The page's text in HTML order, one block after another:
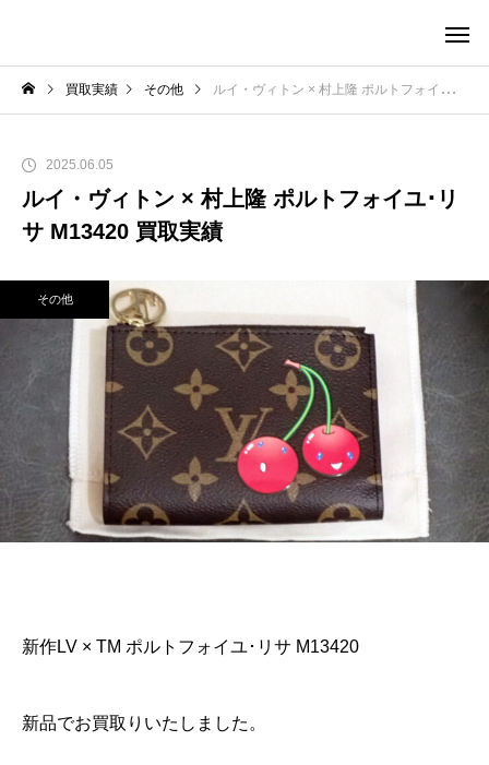
買取実績 その他 ルイ・ヴィトン × 村上隆 ポルトフォイユ･リサ M13420 買取実績
2025.06.05
ルイ・ヴィトン × 村上隆 ポルトフォイユ･リ
サ M13420 買取実績
その他
新作LV × TM ポルトフォイユ･リサ M13420
新品でお買取りいたしました。